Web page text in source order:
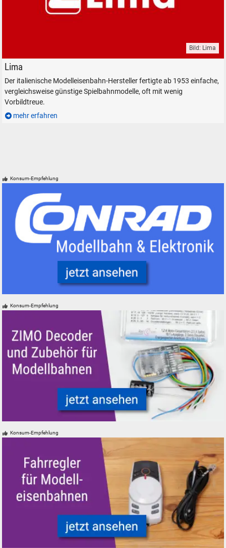
Lima Modelleisenbahnen - eine Marke von Hornby
Bild: Lima
Lima
Der italienische Modelleisenbahn-Hersteller fertigte ab 1953 einfache,
vergleichsweise günstige Spielbahnmodelle, oft mit wenig
Vorbildtreue.
mehr erfahren
Konsum-Empfehlung
Konsum-Empfehlung
Konsum-Empfehlung